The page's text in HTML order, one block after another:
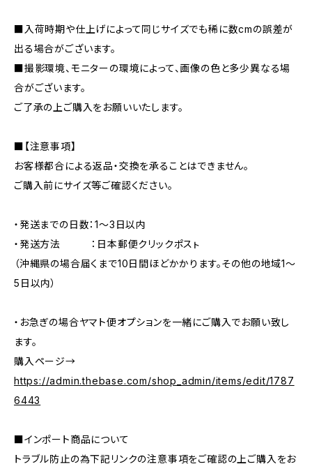
■入荷時期や仕上げによって同じサイズでも稀に数cmの誤差が
出る場合がございます。
■撮影環境、モニターの環境によって、画像の色と多少異なる場
合がございます。
ご了承の上ご購入をお願いいたします。
■【注意事項】
お客様都合による返品・交換を承ることはできません。
ご購入前にサイズ等ご確認ください。
・発送までの日数：1～3日以内
・発送方法 ：日本郵便クリックポスㇳ
（沖縄県の場合届くまで10日間ほどかかります。その他の地域1～
5日以内）
・お急ぎの場合ヤマト便オプションを一緒にご購入でお願い致し
ます。
購入ページ→
https://admin.thebase.com/shop_admin/items/edit/1787
6443
■インポート商品について
トラブル防止の為下記リンクの注意事項をご確認の上ご購入をお